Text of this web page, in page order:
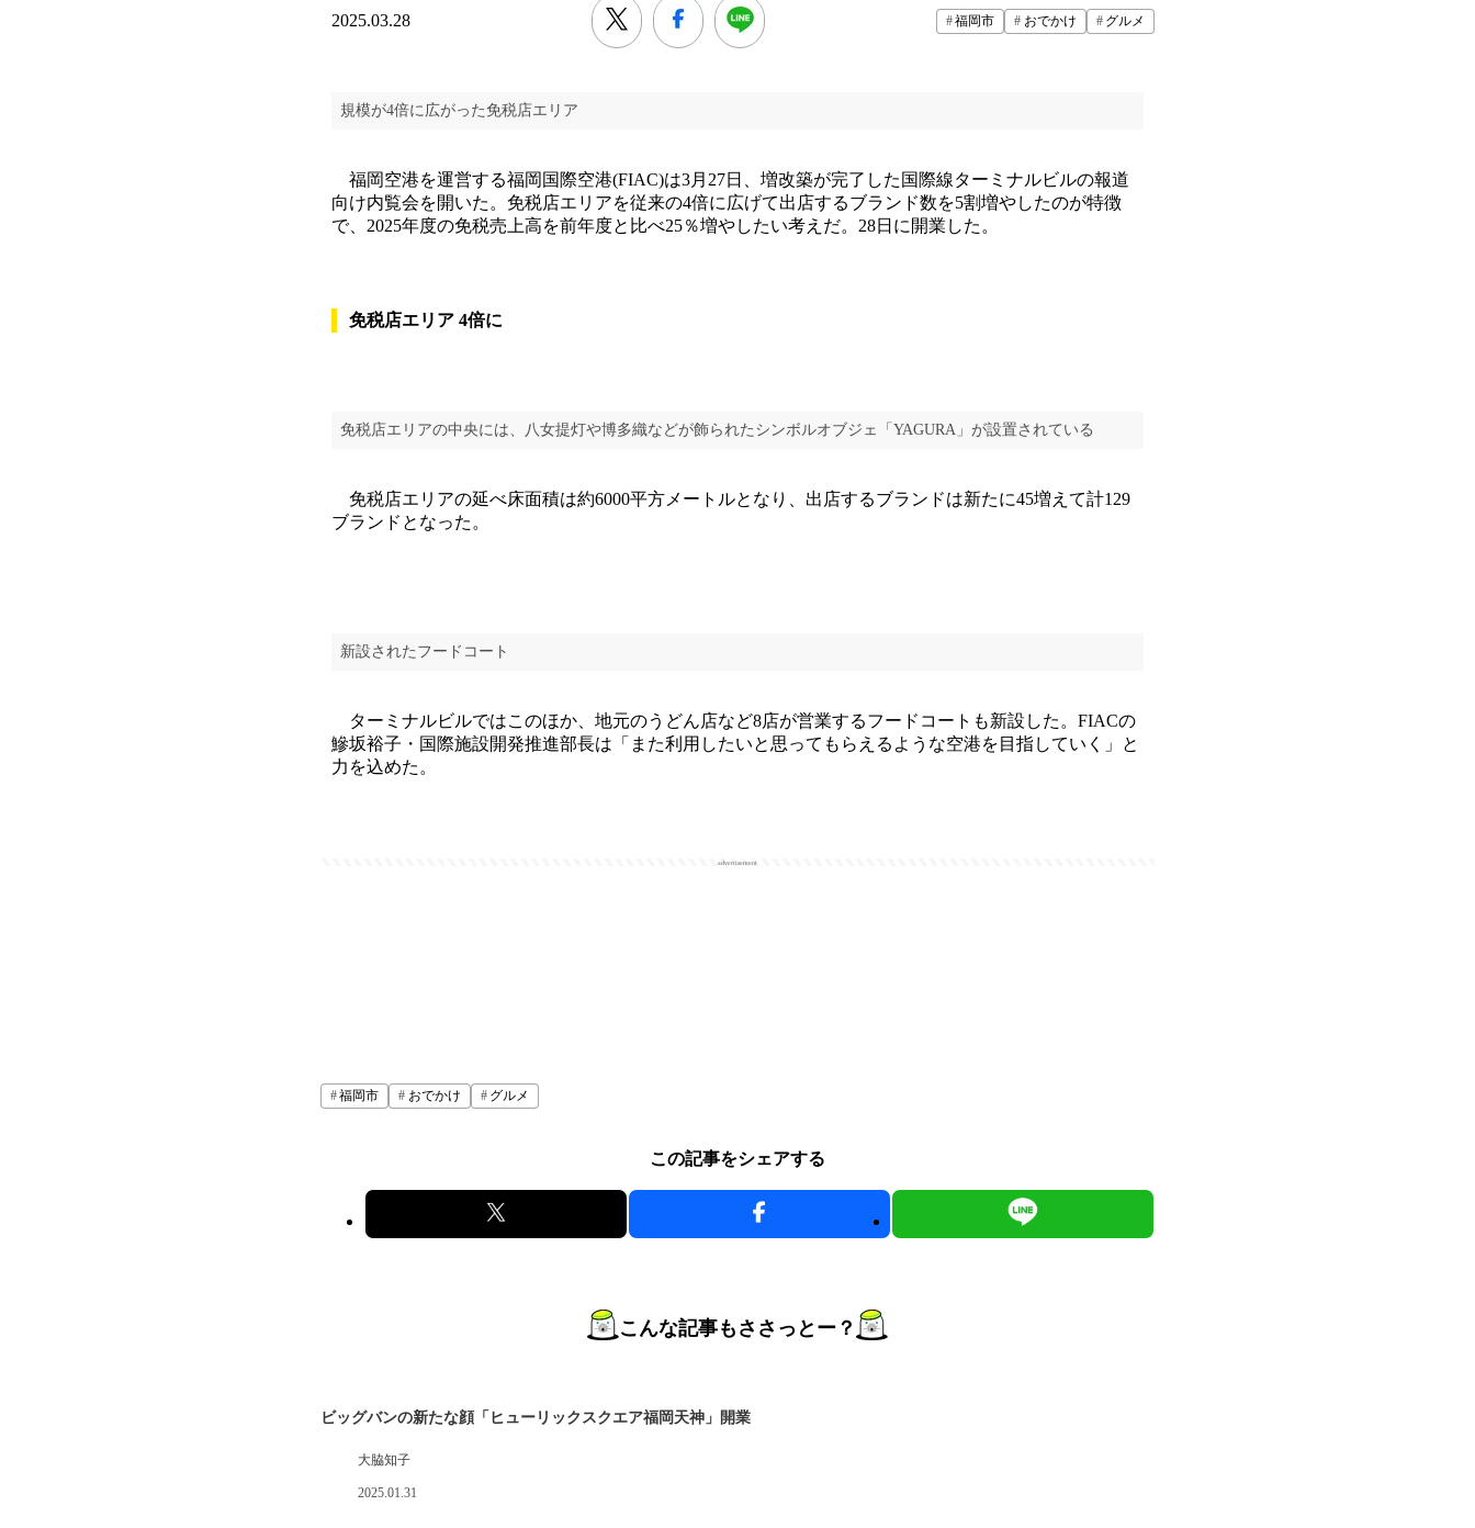
2025.03.28 福岡市 おでかけ グルメ
規模が4倍に広がった免税店エリア
福岡空港を運営する福岡国際空港(FIAC)は3月27日、増改築が完了した国際線ターミナルビルの報道
向け内覧会を開いた。免税店エリアを従来の4倍に広げて出店するブランド数を5割増やしたのが特徴
で、2025年度の免税売上高を前年度と比べ25％増やしたい考えだ。28日に開業した。
免税店エリア 4倍に
免税店エリアの中央には、八女提灯や博多織などが飾られたシンボルオブジェ「YAGURA」が設置されている
免税店エリアの延べ床面積は約6000平方メートルとなり、出店するブランドは新たに45増えて計129
ブランドとなった。
新設されたフードコート
ターミナルビルではこのほか、地元のうどん店など8店が営業するフードコートも新設した。FIACの
鰺坂裕子・国際施設開発推進部長は「また利用したいと思ってもらえるような空港を目指していく」と
力を込めた。
advertisement
福岡市 おでかけ グルメ
この記事をシェアする
こんな記事もささっとー？
ビッグバンの新たな顔「ヒューリックスクエア福岡天神」開業
大脇知子
2025.01.31